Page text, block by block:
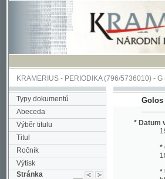
KRAMERIUS-PERIODIKA(796/5736010) -G(6/
Typy dokumentů
Abeceda
Výběr titulu
Titul
Ročník
Výtisk
Stránka
Golos
* Datum
1924
*
* URI: